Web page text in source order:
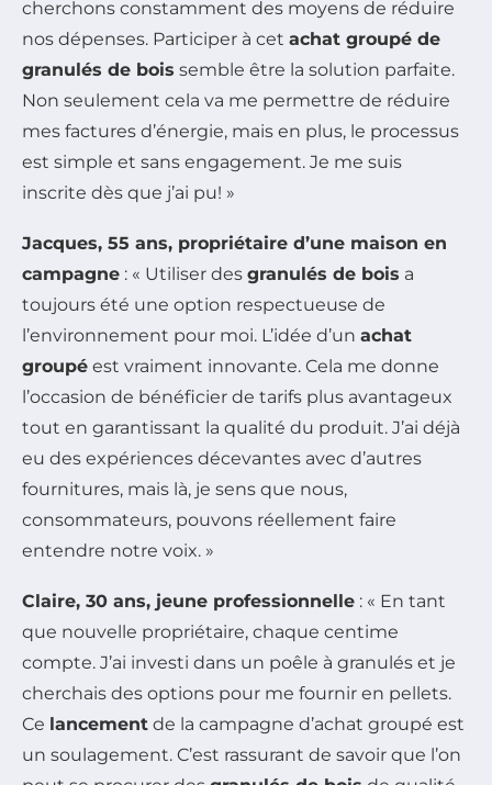
cherchons constamment des moyens de réduire
nos dépenses. Participer à cet achat groupé de
granulés de bois semble être la solution parfaite.
Non seulement cela va me permettre de réduire
mes factures d’énergie, mais en plus, le processus
est simple et sans engagement. Je me suis
inscrite dès que j’ai pu! »
Jacques, 55 ans, propriétaire d’une maison en
campagne : « Utiliser des granulés de bois a
toujours été une option respectueuse de
l’environnement pour moi. L’idée d’un achat
groupé est vraiment innovante. Cela me donne
l’occasion de bénéficier de tarifs plus avantageux
tout en garantissant la qualité du produit. J’ai déjà
eu des expériences décevantes avec d’autres
fournitures, mais là, je sens que nous,
consommateurs, pouvons réellement faire
entendre notre voix. »
Claire, 30 ans, jeune professionnelle : « En tant
que nouvelle propriétaire, chaque centime
compte. J’ai investi dans un poêle à granulés et je
cherchais des options pour me fournir en pellets.
Ce lancement de la campagne d’achat groupé est
un soulagement. C’est rassurant de savoir que l’on